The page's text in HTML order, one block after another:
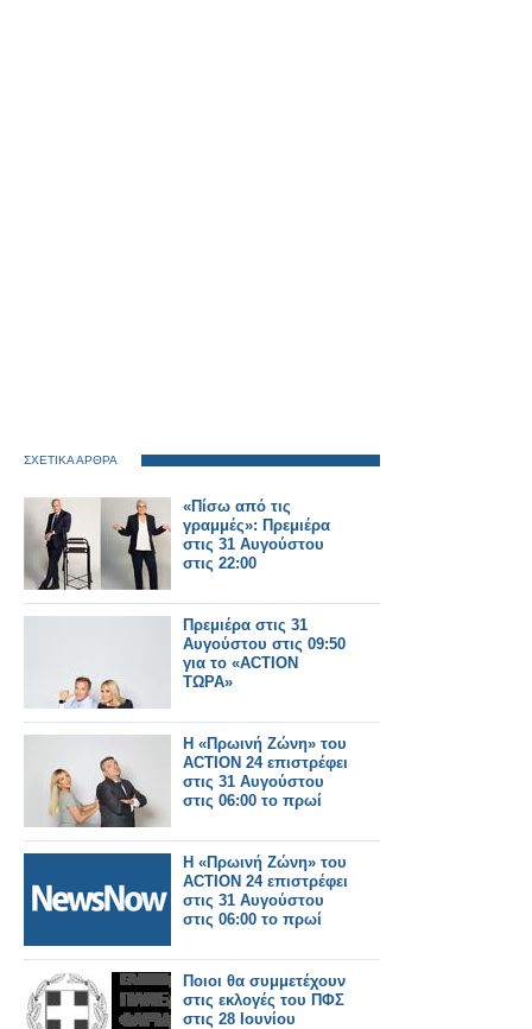
ΣΧΕΤΙΚΑ ΑΡΘΡΑ
«Πίσω από τις
γραμμές»: Πρεμιέρα
στις 31 Αυγούστου
στις 22:00
Πρεμιέρα στις 31
Αυγούστου στις 09:50
για το «ACTION
ΤΩΡΑ»
Η «Πρωινή Ζώνη» του
ACTION 24 επιστρέφει
στις 31 Αυγούστου
στις 06:00 το πρωί
Η «Πρωινή Ζώνη» του
ACTION 24 επιστρέφει
στις 31 Αυγούστου
στις 06:00 το πρωί
Ποιοι θα συμμετέχουν
στις εκλογές του ΠΦΣ
στις 28 Ιουνίου